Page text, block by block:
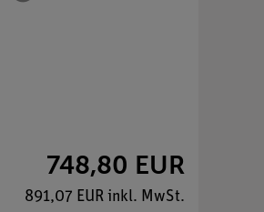
748,80 EUR
891,07 EUR inkl. MwSt.